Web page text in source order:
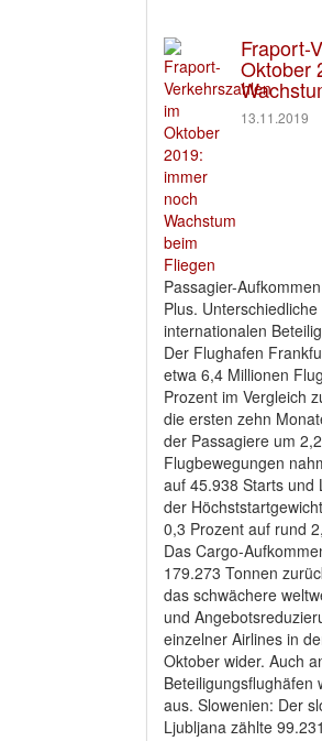
Fraport-
Oktober
13.11.2019
Passagier-
Plus.
internationalen
Der Flughafen
etwa 6,4 Millionen
Prozent im Vergleich
die ersten zehn
der Passagiere um
Flugbewegungen
auf 45.938 Starts und
der
0,3 Prozent auf rund
Das Cargo-
179.273 Tonnen
das schwächere
und
einzelner Airlines in
Oktober wider. Auch
Beteiligungsflughäfen
aus. Slowenien: Der
Ljubljana zählte